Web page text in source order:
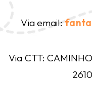
Via email:
Via CTT: